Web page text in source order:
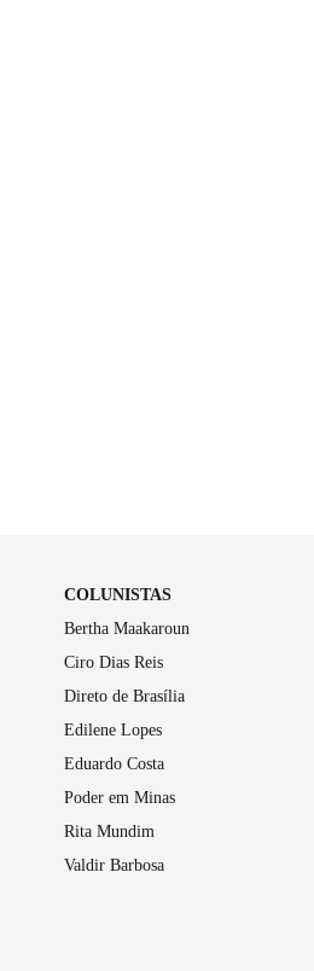
COLUNISTAS
Bertha Maakaroun
Ciro Dias Reis
Direto de Brasília
Edilene Lopes
Eduardo Costa
Poder em Minas
Rita Mundim
Valdir Barbosa